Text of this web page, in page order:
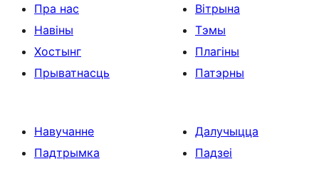
Пра нас
Навіны
Хостынг
Прыватнасць
Вітрына
Тэмы
Плагіны
Патэрны
Навучанне
Падтрымка
Далучыцца
Падзеі